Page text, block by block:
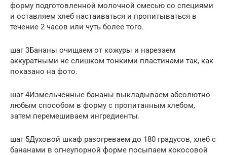
форму подготовленной молочной смесью со специями
и оставляем хлеб настаиваться и пропитываться в
течение 2 часов или чуть более того.
шаг 3Бананы очищаем от кожуры и нарезаем
аккуратными не слишком тонкими пластинами так, как
показано на фото.
шаг 4Измельченные бананы выкладываем абсолютно
любым способом в форму с пропитанным хлебом,
затем перемешиваем ингредиенты.
шаг 5Духовой шкаф разогреваем до 180 градусов, хлеб с
бананами в огнеупорной форме посыпаем кокосовой